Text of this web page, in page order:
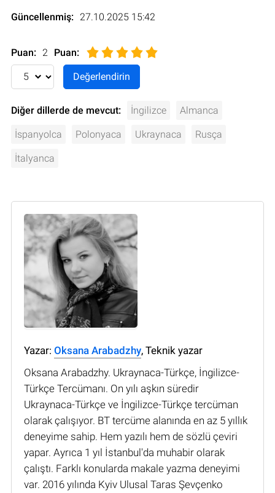
Güncellenmiş: 27.10.2025 15:42
Puan: 2 Puan:
Diğer dillerde de mevcut: İngilizce Almanca
İspanyolca Polonyaca Ukraynaca Rusça
İtalyanca
Yazar: Oksana Arabadzhy, Teknik yazar
Oksana Arabadzhy. Ukraynaca-Türkçe, İngilizce-
Türkçe Tercümanı. On yılı aşkın süredir
Ukraynaca-Türkçe ve İngilizce-Türkçe tercüman
olarak çalışıyor. BT tercüme alanında en az 5 yıllık
deneyime sahip. Hem yazılı hem de sözlü çeviri
yapar. Ayrıca 1 yıl İstanbul'da muhabir olarak
çalıştı. Farklı konularda makale yazma deneyimi
var. 2016 yılında Kyiv Ulusal Taras Şevçenko